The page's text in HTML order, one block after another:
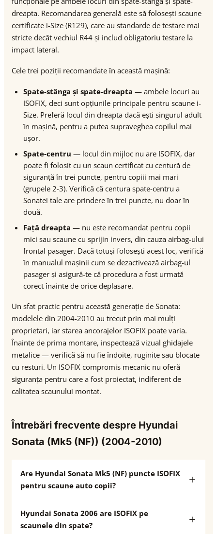
dreapta. Recomandarea generală este să folosești scaune
certificate i-Size (R129), care au standarde de testare mai
stricte decât vechiul R44 și includ obligatoriu testare la
impact lateral.
Cele trei poziții recomandate în această mașină:
Spate-stânga și spate-dreapta — ambele locuri au
ISOFIX, deci sunt opțiunile principale pentru scaune i-
Size. Preferă locul din dreapta dacă ești singurul adult
în mașină, pentru a putea supraveghea copilul mai
ușor.
Spate-centru — locul din mijloc nu are ISOFIX, dar
poate fi folosit cu un scaun certificat cu centură de
siguranță în trei puncte, pentru copiii mai mari
(grupele 2-3). Verifică că centura spate-centru a
Sonatei tale are prindere în trei puncte, nu doar în
două.
Față dreapta — nu este recomandat pentru copii
mici sau scaune cu sprijin invers, din cauza airbag-ului
frontal pasager. Dacă totuși folosești acest loc, verifică
în manualul mașinii cum se dezactivează airbag-ul
pasager și asigură-te că procedura a fost urmată
corect înainte de orice deplasare.
Un sfat practic pentru această generație de Sonata:
modelele din 2004-2010 au trecut prin mai mulți
proprietari, iar starea ancorajelor ISOFIX poate varia.
Înainte de prima montare, inspectează vizual ghidajele
metalice — verifică să nu fie îndoite, ruginite sau blocate
cu resturi. Un ISOFIX compromis mecanic nu oferă
siguranța pentru care a fost proiectat, indiferent de
calitatea scaunului montat.
Întrebări frecvente despre Hyundai
Sonata (Mk5 (NF)) (2004-2010)
Are Hyundai Sonata Mk5 (NF) puncte ISOFIX
pentru scaune auto copii?
Hyundai Sonata 2006 are ISOFIX pe
scaunele din spate?